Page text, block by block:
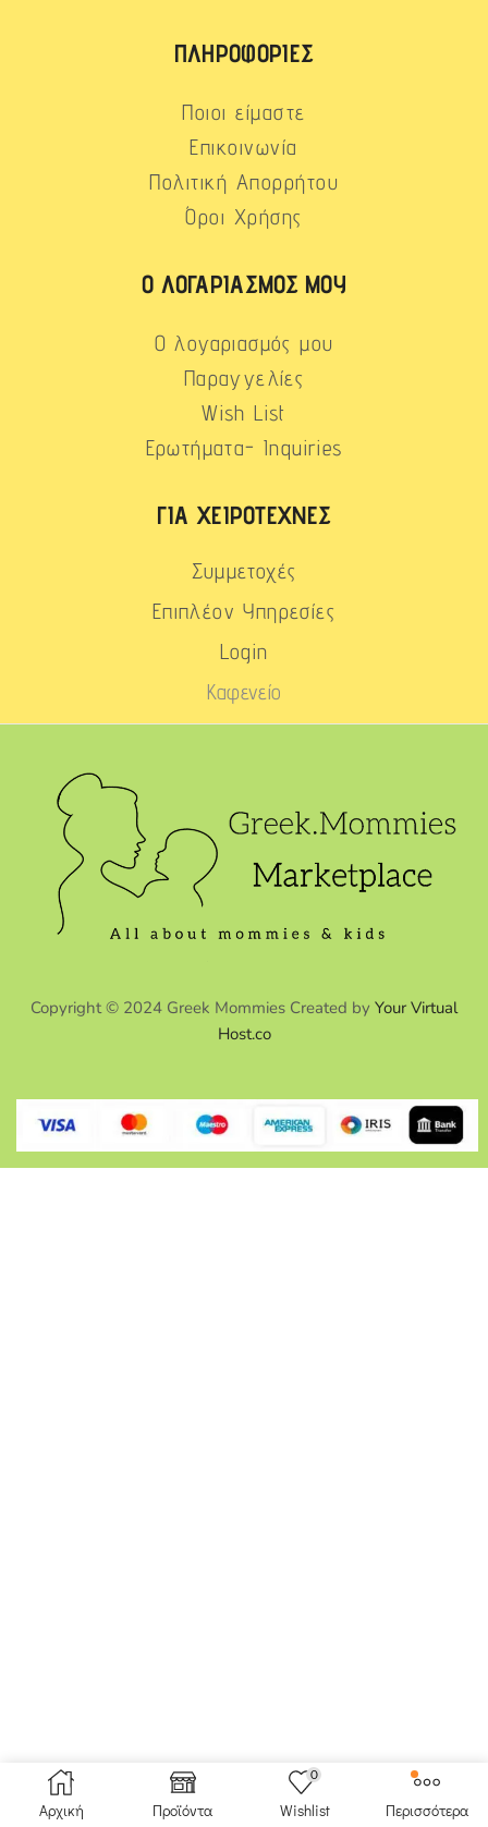
Αρχική Προϊόντα
0
Wishlist Περισσότερα
ΠΛΗΡΟΦΟΡΊΕΣ
Ποιοι είμαστε
Επικοινωνία
Πολιτική Απορρήτου
Όροι Χρήσης
Ο ΛΟΓΑΡΙΑΣΜΌΣ ΜΟΥ
Ο λογαριασμός μου
Παραγγελίες
Wish List
Ερωτήματα- Inquiries
ΓΙΑ ΧΕΙΡΟΤΈΧΝΕΣ
Συμμετοχές
Επιπλέον Υπηρεσίες
Login
Καφενείο
Copyright © 2024 Greek Mommies Created by Your Virtual
Host.co